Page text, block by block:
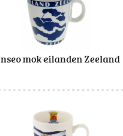
mok eilanden Zeeland